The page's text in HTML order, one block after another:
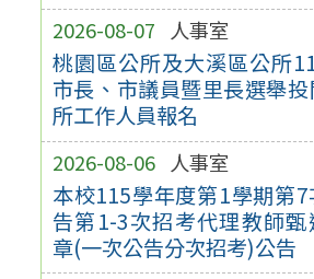
2026-08-07 人事室
桃園區公所及大溪區公所
市長、市議員暨里長選舉
所工作人員報名
2026-08-06 人事室
本校115學年度第1學期第
告第1-3次招考代理教師甄
章(一次公告分次招考)公告